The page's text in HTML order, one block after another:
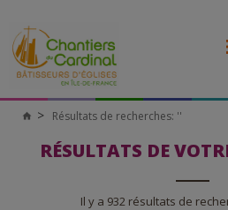
Chantiers
Cardinal
Résultats de recherches: ''
RÉSULTATS DE
Il y a 932 résultats de